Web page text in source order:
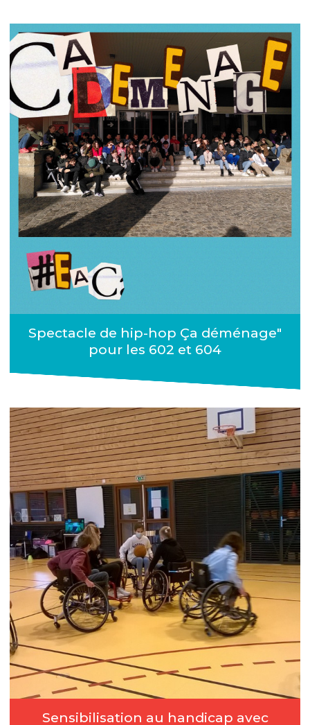
Spectacle de hip-hop Ça déménage"
pour les 602 et 604
Sensibilisation au handicap avec